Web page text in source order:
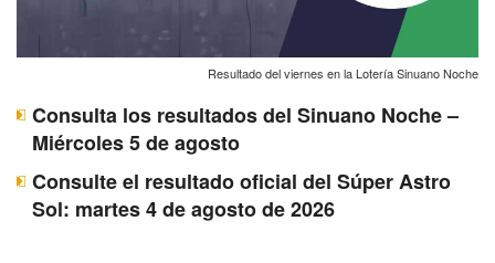
Resultado del viernes en la Lotería Sinuano Noche
Consulta los resultados del Sinuano Noche –
Miércoles 5 de agosto
Consulte el resultado oficial del Súper Astro
Sol: martes 4 de agosto de 2026